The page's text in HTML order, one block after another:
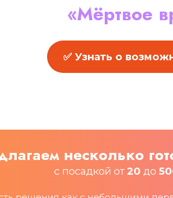
«Мёртвое
✅ Узнать о
несколько
с посадкой от 20 до